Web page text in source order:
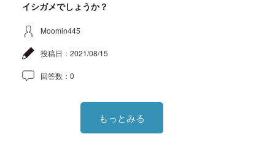
イシガメでしょうか？
Moomin445
投稿日： 2021/08/15
回答数： 0
もっとみる